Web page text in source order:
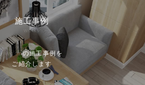
施工事例
works
iiwoodの施工事例を
ご紹介します